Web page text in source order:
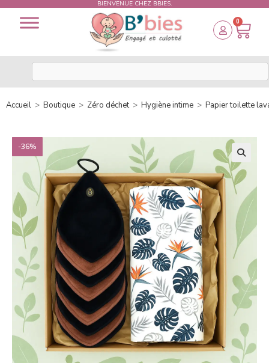
BIENVENUE CHEZ BBIES.
0
Accueil > Boutique > Zéro déchet > Hygiène intime > Papier toilette
-36%